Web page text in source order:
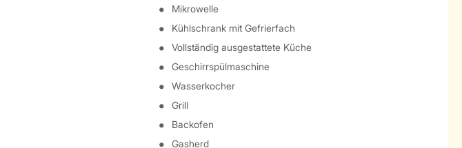
Mikrowelle
Kühlschrank mit Gefrierfach
Vollständig ausgestattete Küche
Geschirrspülmaschine
Wasserkocher
Grill
Backofen
Gasherd